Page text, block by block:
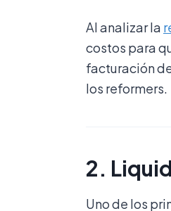
Al analizar la
costos para
facturación
los reformers.
2.
Uno de los